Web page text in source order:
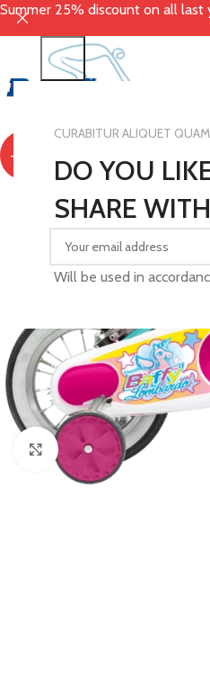
CURABITUR ALIQUET
DO YOU
SHARE
Will be used in
-10%
Click to enlarge
Summer 25% discount on all last